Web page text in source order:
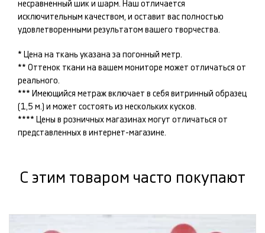
несравненный шик и шарм. Наш отличается
исключительным качеством, и оставит вас полностью
удовлетворенными результатом вашего творчества.
* Цена на ткань указана за погонный метр.
** Оттенок ткани на вашем мониторе может отличаться от
реального.
*** Имеющийся метраж включает в себя витринный образец
(1,5 м.) и может состоять из нескольких кусков.
**** Цены в розничных магазинах могут отличаться от
представленных в интернет-магазине.
С этим товаром часто покупают